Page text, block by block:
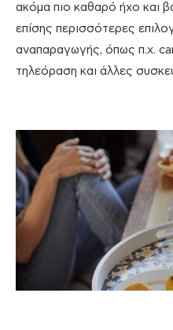
ακόμα πιο καθαρό ήχο και
επίσης περισσότερες
αναπαραγωγής, όπως π.χ.
τηλεόραση και άλλες